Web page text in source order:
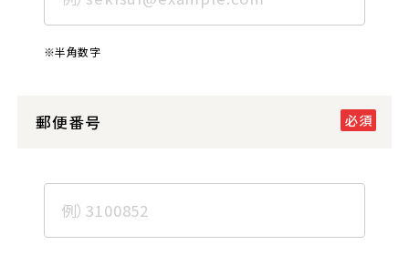
※半角数字
郵便番号